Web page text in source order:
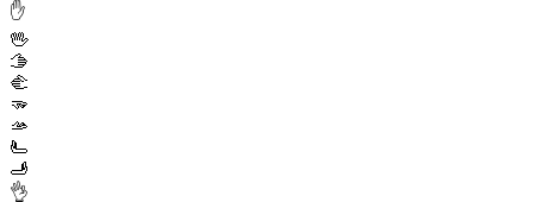
✋
🖖
🫱
🫲
🫳
🫴
🫷
🫸
👌